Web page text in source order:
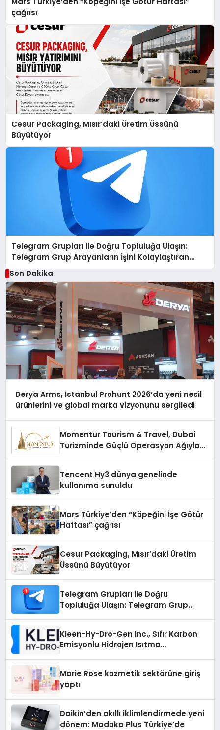
çağrısı
Cesur Packaging, Mısır’daki Üretim Üssünü
Büyütüyor
Telegram Grupları ile Doğru Topluluğa Ulaşın:
Telegram Grup Arayanların İşini Kolaylaştıran
Çözüm
Son Dakika
Derya Arms, İstanbul Prohunt 2026’da yeni nesil
ürünlerini ve global marka vizyonunu sergiledi
Momentur Tourism & Travel, Dubai
Turizminde Güçlü Operasyon Ağıyla
Tencent Hy3 dünya genelinde
kullanıma sunuldu
Mars Türkiye’den “Köpeğini İşe Götür
Haftası” çağrısı
Cesur Packaging, Mısır’daki Üretim
Üssünü Büyütüyor
Telegram Grupları ile Doğru
Topluluğa Ulaşın: Telegram Grup
Kleen-Hy-Dro-Gen Inc., Sıfır Karbon
Emisyonlu Hidrojen Isıtma
Marie Rose kozmetik sektörüne giriş
yaptı
Daikin’den akıllı iklimlendirmede yeni
dönem: Madoka Plus Türkiye’de